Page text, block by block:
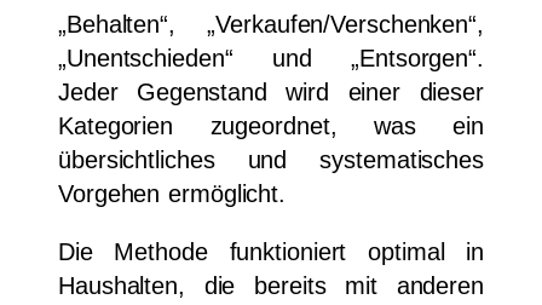
„Behalten“, „Verkaufen/Verschenken“,
„Unentschieden“ und „Entsorgen“.
Jeder Gegenstand wird einer dieser
Kategorien zugeordnet, was ein
übersichtliches und systematisches
Vorgehen ermöglicht.
Die Methode funktioniert optimal in
Haushalten, die bereits mit anderen